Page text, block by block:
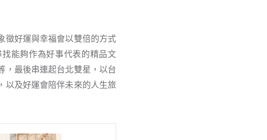
徵好運與幸福會以雙倍的方式
能夠作為好事代表的精品文
最後串連起台北雙星，以台
以及好運會陪伴未來的人生旅